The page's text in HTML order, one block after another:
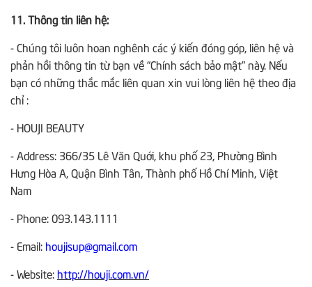
11. Thông tin liên hệ:
- Chúng tôi luôn hoan nghênh các ý kiến đóng góp, liên hệ và
phản hồi thông tin từ bạn về “Chính sách bảo mật” này. Nếu
bạn có những thắc mắc liên quan xin vui lòng liên hệ theo địa
chỉ :
- HOUJI BEAUTY
- Address: 366/35 Lê Văn Quới, khu phố 23, Phường Bình
Hưng Hòa A, Quận Bình Tân, Thành phố Hồ Chí Minh, Việt
Nam
- Phone: 093.143.1111
- Email:houjisup@gmail.com
- Website:http://houji.com.vn/